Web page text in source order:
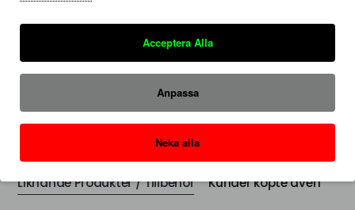
XTrig ROCS Pro Triple Clamp - KTM SX/SXF 2023- EXC 2024-, 20-22mm
7 323:- 7 323:-
Liknande Produkter / Tillbehör Kunder köpte även
Acceptera Alla
Anpassa
Neka alla